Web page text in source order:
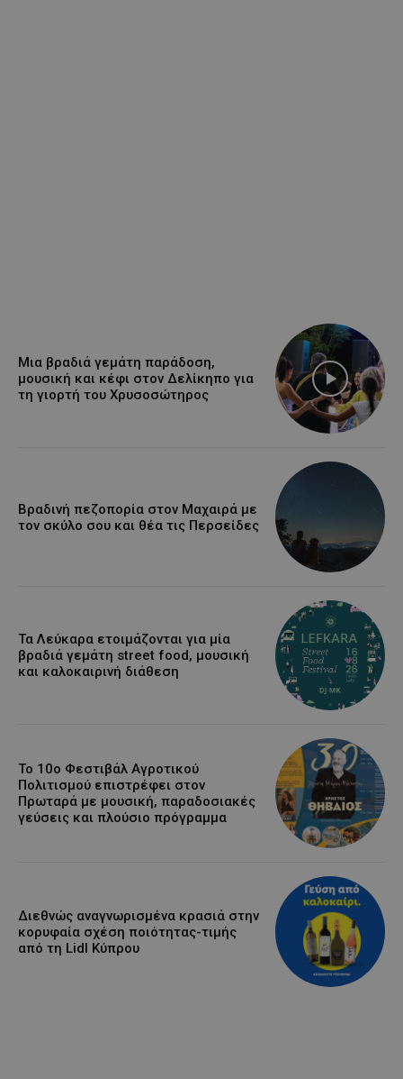
Μια βραδιά γεμάτη παράδοση,
μουσική και κέφι στον Δελίκηπο για
τη γιορτή του Χρυσοσώτηρος
Βραδινή πεζοπορία στον Μαχαιρά με
τον σκύλο σου και θέα τις Περσείδες
Τα Λεύκαρα ετοιμάζονται για μία
βραδιά γεμάτη street food, μουσική
και καλοκαιρινή διάθεση
Το 10ο Φεστιβάλ Αγροτικού
Πολιτισμού επιστρέφει στον
Πρωταρά με μουσική, παραδοσιακές
γεύσεις και πλούσιο πρόγραμμα
Διεθνώς αναγνωρισμένα κρασιά στην
κορυφαία σχέση ποιότητας-τιμής
από τη Lidl Κύπρου